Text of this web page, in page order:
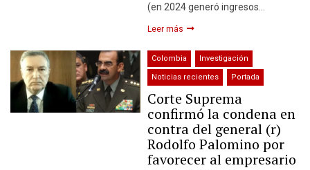
(en 2024 generó ingresos…
Leer más
Colombia Investigación
Noticias recientes Portada
Corte Suprema
confirmó la condena en
contra del general (r)
Rodolfo Palomino por
favorecer al empresario